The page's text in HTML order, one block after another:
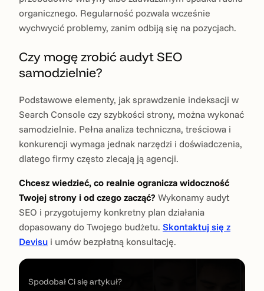
organicznego. Regularność pozwala wcześnie
wychwycić problemy, zanim odbiją się na pozycjach.
Czy mogę zrobić audyt SEO
samodzielnie?
Podstawowe elementy, jak sprawdzenie indeksacji w
Search Console czy szybkości strony, można wykonać
samodzielnie. Pełna analiza techniczna, treściowa i
konkurencji wymaga jednak narzędzi i doświadczenia,
dlatego firmy często zlecają ją agencji.
Chcesz wiedzieć, co realnie ogranicza widoczność
Twojej strony i od czego zacząć? Wykonamy audyt
SEO i przygotujemy konkretny plan działania
dopasowany do Twojego budżetu. Skontaktuj się z
Devisu i umów bezpłatną konsultację.
Spodobał Ci się artykuł?